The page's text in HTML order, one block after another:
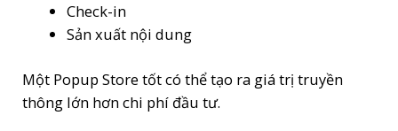
Check-in
Sản xuất nội dung
Một Popup Store tốt có thể tạo ra giá trị truyền
thông lớn hơn chi phí đầu tư.